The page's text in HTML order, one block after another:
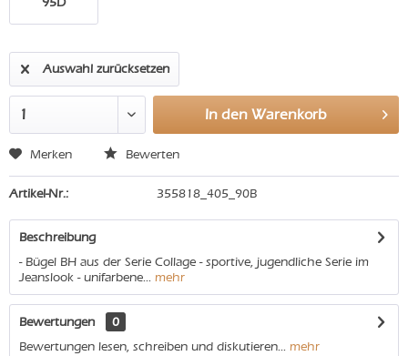
Auswahl zurücksetzen
In den Warenkorb
Merken Bewerten
Artikel-Nr.: 355818_405_90B
Beschreibung
- Bügel BH aus der Serie Collage - sportive, jugendliche Serie im
Jeanslook - unifarbene... mehr
Bewertungen
0
Bewertungen lesen, schreiben und diskutieren... mehr